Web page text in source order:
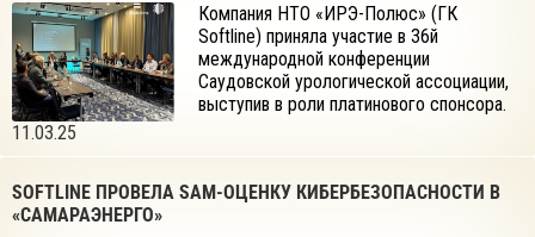
11.03.25
Компания НТО «ИРЭ-Полюс» (ГК
Softline) приняла участие в 36й
международной конференции
Саудовской урологической ассоциации,
выступив в роли платинового спонсора.
SOFTLINE ПРОВЕЛА SAM-ОЦЕНКУ КИБЕРБЕЗОПАСНОСТИ В
«САМАРАЭНЕРГО»